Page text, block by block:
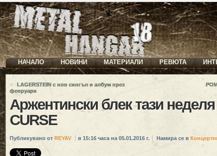
НАЧАЛО НОВИНИ МАТЕРИАЛИ РЕВЮТА
«
LAGERSTEIN с нов сингъл и албум през
февруари
Аржентински блек тази
CURSE
Публикувано от REYAV в 15:16 часа на 05.01.2016 г. Намира се в